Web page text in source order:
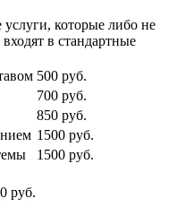
которые либо не
в стандартные
500 руб.
700 руб.
850 руб.
1500 руб.
1500 руб.
руб.